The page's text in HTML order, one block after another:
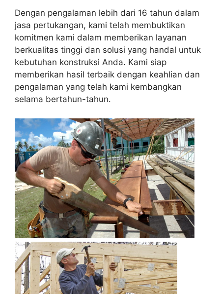
Dengan pengalaman lebih dari 16 tahun dalam
jasa pertukangan, kami telah membuktikan
komitmen kami dalam memberikan layanan
berkualitas tinggi dan solusi yang handal untuk
kebutuhan konstruksi Anda. Kami siap
memberikan hasil terbaik dengan keahlian dan
pengalaman yang telah kami kembangkan
selama bertahun-tahun.